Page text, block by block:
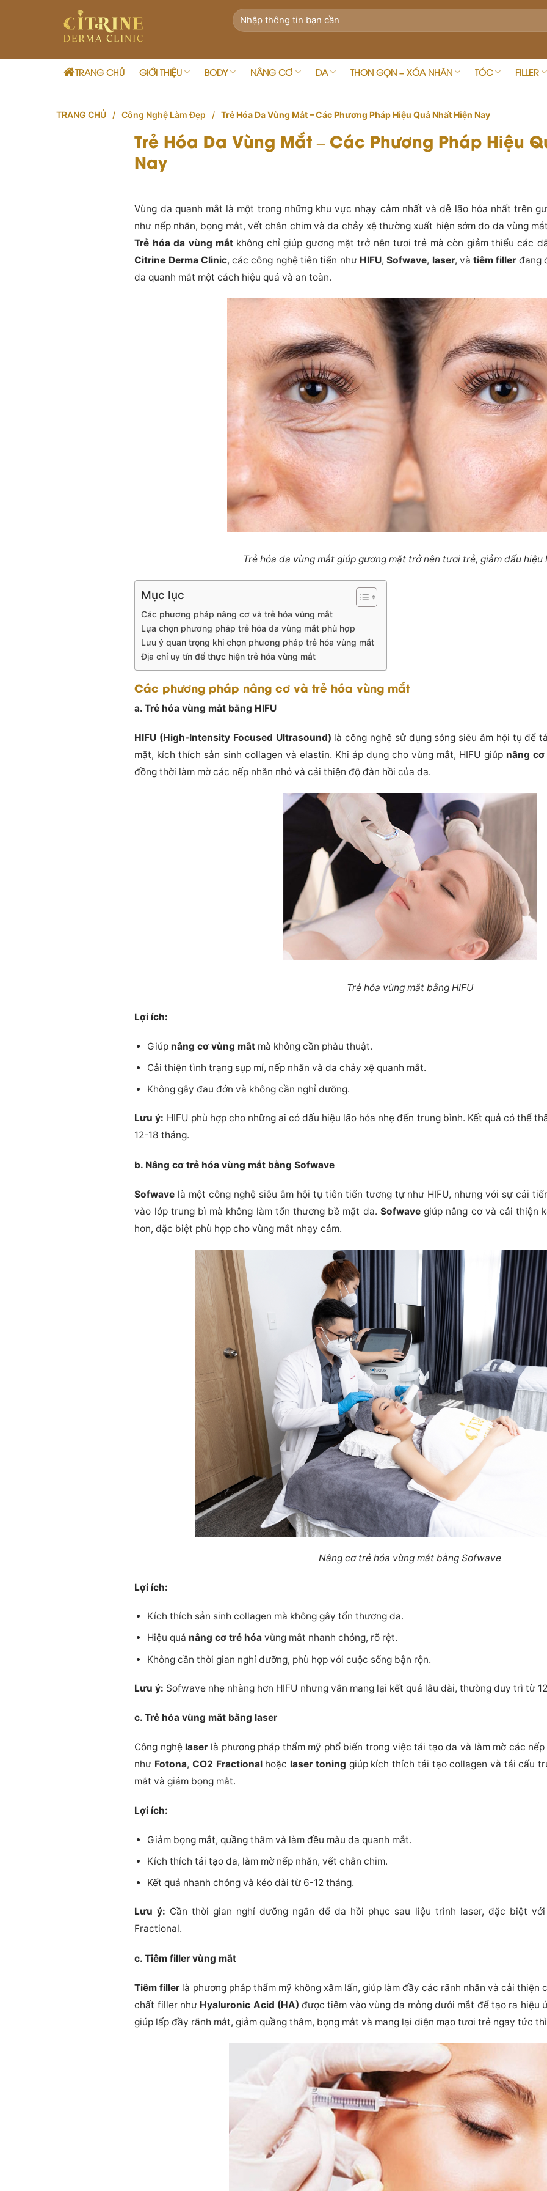
TRANG CHỦ GIỚI THIỆU BODY NÂNG CƠ DA THON GỌN – XÓA NHĂN TÓC FILLER
TRANG CHỦ / Công Nghệ Làm Đẹp / Trẻ Hóa Da Vùng Mắt – Các Phương Pháp Hiệu Quả Nhất Hiện Nay
Trẻ Hóa Da Vùng Mắt – Các Phương Pháp Hiệu
Nay
Vùng da quanh mắt là một trong những khu vực nhạy cảm nhất và dễ lão hóa nhất trên
như nếp nhăn, bọng mắt, vết chân chim và da chảy xệ thường xuất hiện sớm do da vùng
Trẻ hóa da vùng mắtkhông chỉ giúp gương mặt trở nên tươi trẻ mà còn giảm thiểu các
Citrine Derma Clinic, các công nghệ tiên tiến như HIFU,Sofwave, laser, vàtiêm filler đang
da quanh mắt một cách hiệu quả và an toàn.
Trẻ hóa da vùng mắt giúp gương mặt trở nên tươi trẻ, giảm dấu hiệu
Mục lục
Các phương pháp nâng cơ và trẻ hóa vùng mắt
Lựa chọn phương pháp trẻ hóa da vùng mắt phù hợp
Lưu ý quan trọng khi chọn phương pháp trẻ hóa vùng mắt
Địa chỉ uy tín để thực hiện trẻ hóa vùng mắt
Các phương pháp nâng cơ và trẻ hóa vùng mắt
a. Trẻ hóa vùng mắt bằng HIFU
HIFU (High-Intensity Focused Ultrasound) là công nghệ sử dụng sóng siêu âm hội tụ để
mặt, kích thích sản sinh collagen và elastin. Khi áp dụng cho vùng mắt, HIFU giúp nâng
đồng thời làm mờ các nếp nhăn nhỏ và cải thiện độ đàn hồi của da.
Trẻ hóa vùng mắt bằng HIFU
Lợi ích:
Giúp nâng cơ vùng mắtmà không cần phẫu thuật.
Cải thiện tình trạng sụp mí, nếp nhăn và da chảy xệ quanh mắt.
Không gây đau đớn và không cần nghỉ dưỡng.
Lưu ý: HIFU phù hợp cho những ai có dấu hiệu lão hóa nhẹ đến trung bình. Kết quả có thể
12-18 tháng.
b. Nâng cơ trẻ hóa vùng mắt bằng Sofwave
Sofwave là một công nghệ siêu âm hội tụ tiên tiến tương tự như HIFU, nhưng với sự cải
vào lớp trung bì mà không làm tổn thương bề mặt da. Sofwavegiúp nâng cơ và cải thiện
hơn, đặc biệt phù hợp cho vùng mắt nhạy cảm.
Nâng cơ trẻ hóa vùng mắt bằng Sofwave
Lợi ích:
Kích thích sản sinh collagen mà không gây tổn thương da.
Hiệu quả nâng cơ trẻ hóa vùng mắt nhanh chóng, rõ rệt.
Không cần thời gian nghỉ dưỡng, phù hợp với cuộc sống bận rộn.
Lưu ý: Sofwave nhẹ nhàng hơn HIFU nhưng vẫn mang lại kết quả lâu dài, thường duy trì từ
c. Trẻ hóa vùng mắt bằng laser
Công nghệ laser là phương pháp thẩm mỹ phổ biến trong việc tái tạo da và làm mờ các
như Fotona, CO2 Fractionalhoặc laser toning giúp kích thích tái tạo collagen và tái cấu
mắt và giảm bọng mắt.
Lợi ích:
Giảm bọng mắt, quầng thâm và làm đều màu da quanh mắt.
Kích thích tái tạo da, làm mờ nếp nhăn, vết chân chim.
Kết quả nhanh chóng và kéo dài từ 6-12 tháng.
Lưu ý: Cần thời gian nghỉ dưỡng ngắn để da hồi phục sau liệu trình laser, đặc biệt
Fractional.
c. Tiêm filler vùng mắt
Tiêm filler là phương pháp thẩm mỹ không xâm lấn, giúp làm đầy các rãnh nhăn và cải thiện
chất filler như Hyaluronic Acid (HA) được tiêm vào vùng da mỏng dưới mắt để tạo ra hiệu
giúp lấp đầy rãnh mắt, giảm quầng thâm, bọng mắt và mang lại diện mạo tươi trẻ ngay tức